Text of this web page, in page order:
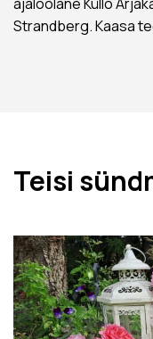
Strandberg. Kaasa
Teisi